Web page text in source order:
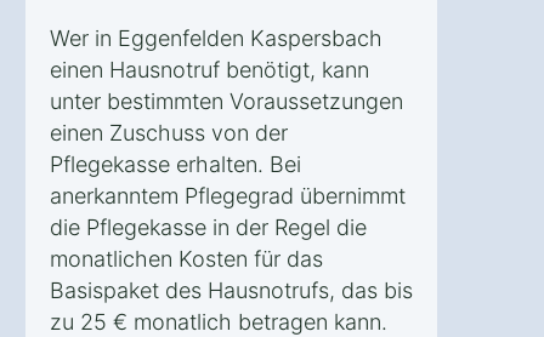
Wer in Eggenfelden Kaspersbach
einen Hausnotruf benötigt, kann
unter bestimmten Voraussetzungen
einen Zuschuss von der
Pflegekasse erhalten. Bei
anerkanntem Pflegegrad übernimmt
die Pflegekasse in der Regel die
monatlichen Kosten für das
Basispaket des Hausnotrufs, das bis
zu 25 € monatlich betragen kann.